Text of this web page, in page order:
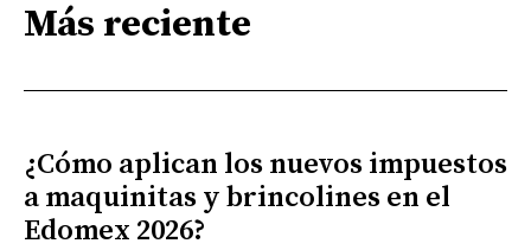
Más reciente
¿Cómo aplican los nuevos impuestos
a maquinitas y brincolines en el
Edomex 2026?